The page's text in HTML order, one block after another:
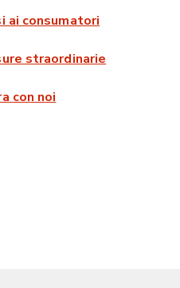
ai consumatori
straordinarie
con noi